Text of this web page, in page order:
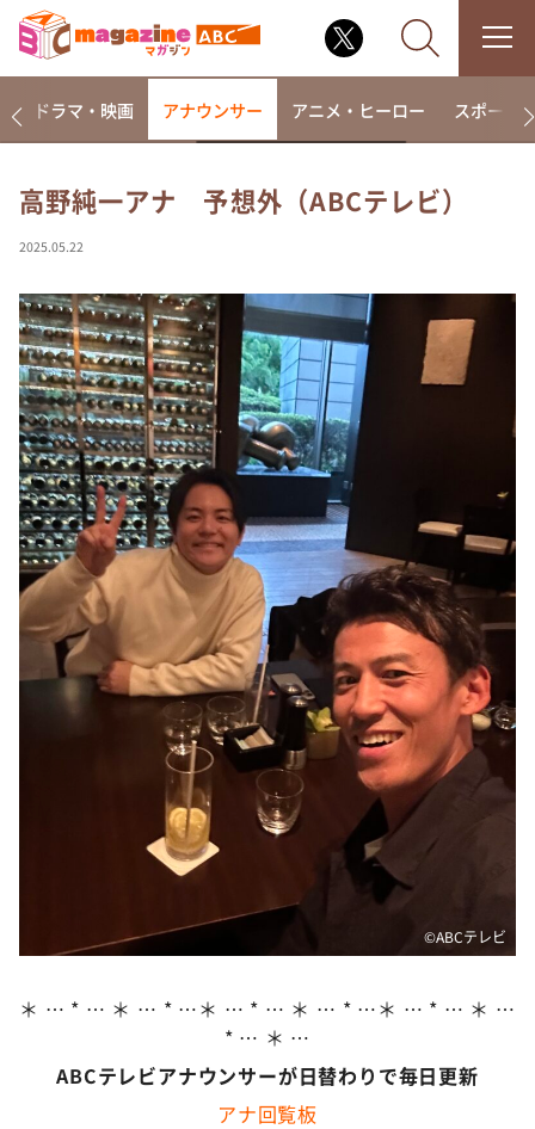
これ余談なんですけど・・・
～人生密着トークバラエティ！～ やすとものいたっ
て真剣です
探偵！ナイトスクープ
news おかえり
河合＆A.B.C-Z塚田×福井アナ「なんでやねん！？」
（news おかえり）
DAIGOも台所 ～きょうの献立 何にする？～
本日はダイアンなり！シーズン２
朝だ！生です旅サラダ
教えて！ニュースライブ 正義のミカタ
ＬＩＦＥ～夢のカタチ～
新婚さんいらっしゃい！
ポツンと一軒家
ザキ山小屋本館
ぺこぱのまるスポ
ドラマ・映画 アナウンサー アニメ・ヒーロー スポーツ
高野純一アナ 予想外（ABCテレビ）
2025.05.22
©ABCテレビ
＊ … * … ＊ … * …＊ … * … ＊ … * …＊ … * … ＊ …
* … ＊ …
ABCテレビアナウンサーが日替わりで毎日更新
アナ回覧板